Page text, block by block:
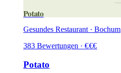
Potato
Gesundes Restaurant · Bochum
383 Bewertungen · €€€
Potato